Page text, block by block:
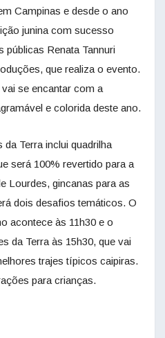
Campinas e desde o ano
junina com sucesso
públicas Renata Tannuri
que realiza o evento.
se encantar com a
e colorida deste ano.
Terra inclui quadrilha
será 100% revertido para a
Lourdes, gincanas para as
dois desafios temáticos. O
acontece às 11h30 e o
da Terra às 15h30, que vai
trajes típicos caipiras.
para crianças.